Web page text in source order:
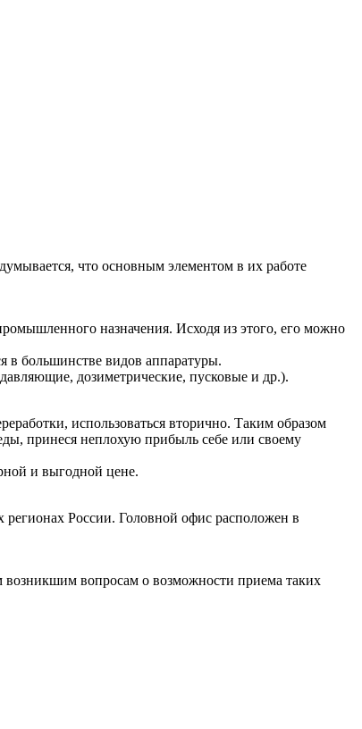
что основным элементом в их работе
назначения. Исходя из этого, его можно
в большинстве видов аппаратуры.
дозиметрические, пусковые и др.).
использоваться вторично. Таким образом
принеся неплохую прибыль себе или своему
и выгодной цене.
регионах России. Головной офис расположен в
вопросам о возможности приема таких